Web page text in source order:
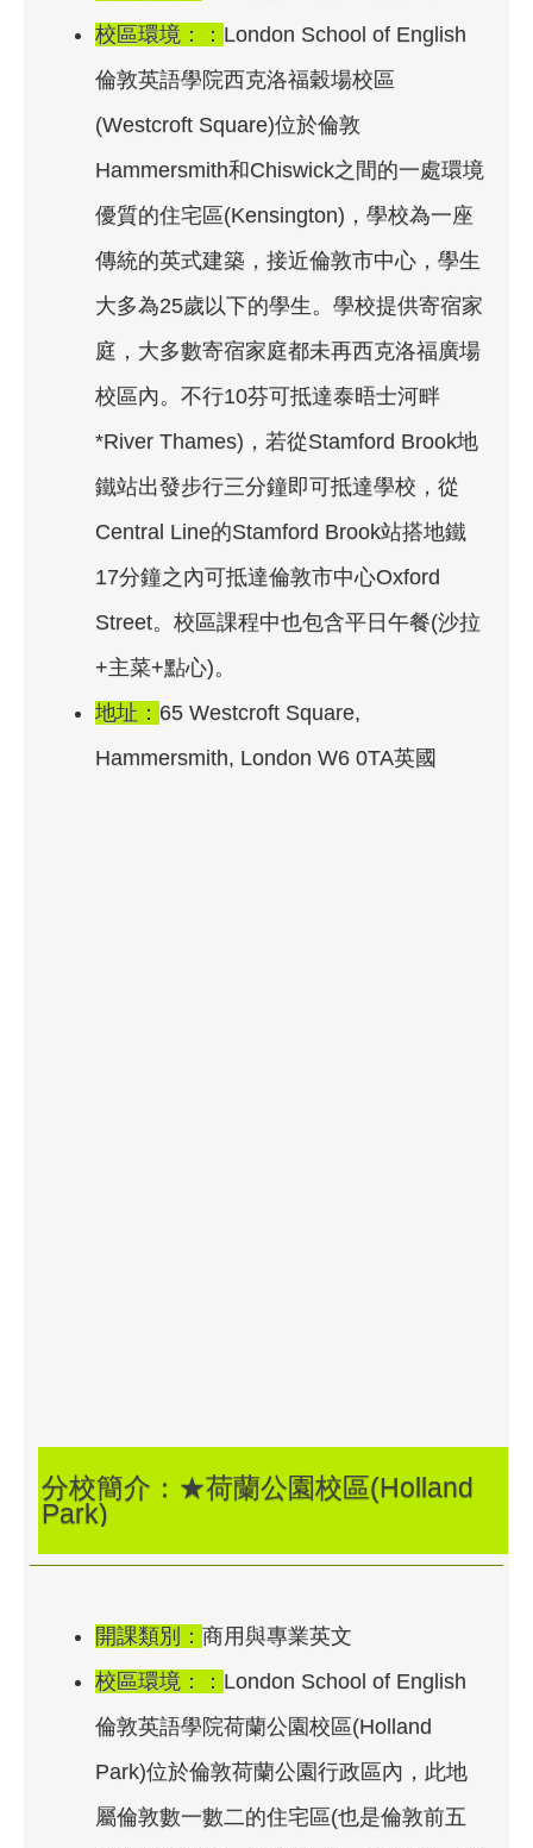
校區環境：： London School of English
倫敦英語學院西克洛福穀場校區
(Westcroft Square)位於倫敦
Hammersmith和Chiswick之間的一處環境
優質的住宅區(Kensington)，學校為一座
傳統的英式建築，接近倫敦市中心，學生
大多為25歲以下的學生。學校提供寄宿家
庭，大多數寄宿家庭都未再西克洛福廣場
校區內。不行10芬可抵達泰晤士河畔
*River Thames)，若從Stamford Brook地
鐵站出發步行三分鐘即可抵達學校，從
Central Line的Stamford Brook站搭地鐵
17分鐘之內可抵達倫敦市中心Oxford
Street。校區課程中也包含平日午餐(沙拉
+主菜+點心)。
地址： 65 Westcroft Square,
Hammersmith, London W6 0TA英國
分校簡介：★荷蘭公園校區(Holland
Park)
開課類別：商用與專業英文
校區環境：： London School of English
倫敦英語學院荷蘭公園校區(Holland
Park)位於倫敦荷蘭公園行政區內，此地
屬倫敦數一數二的住宅區(也是倫敦前五